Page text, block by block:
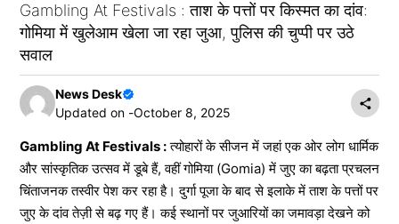
Gambling At Festivals : ताश के पत्तों पर किस्मत का दांव:
गोमिया में खुलेआम खेला जा रहा जुआ, पुलिस की चुप्पी पर उठे
सवाल
News Desk
Updated on -October 8, 2025
Gambling At Festivals :त्योहारों के सीजन में जहां एक ओर लोग धार्मिक
और सांस्कृतिक उत्सव में डूबे हैं, वहीं गोमिया (Gomia) में जुए का बढ़ता प्रचलन
चिंताजनक तस्वीर पेश कर रहा है। दुर्गा पूजा के बाद से इलाके में ताश के पत्तों पर
जुए के दांव तेज़ी से बढ़ गए हैं। कई स्थानों पर जुआरियों का जमावड़ा देखने को